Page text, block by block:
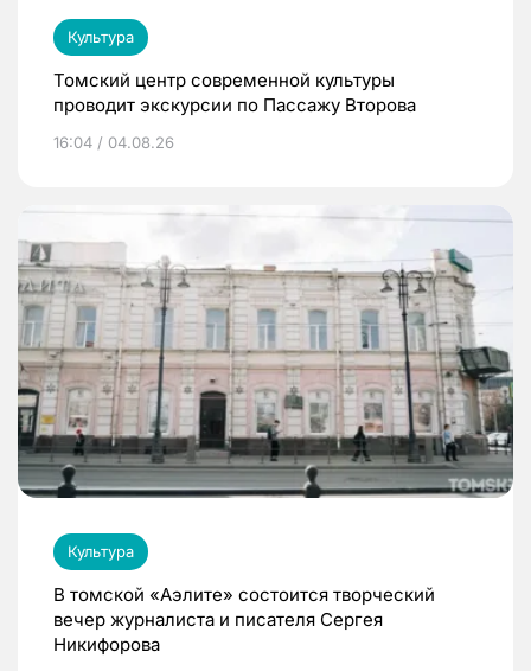
Культура
Томский центр современной культуры
проводит экскурсии по Пассажу Второва
16:04 / 04.08.26
Культура
В томской «Аэлите» состоится творческий
вечер журналиста и писателя Сергея
Никифорова